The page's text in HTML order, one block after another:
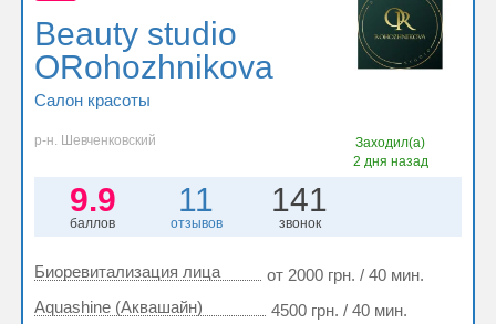
Beauty studio
ORohozhnikova
Салон красоты
р-н. Шевченковский
Заходил(а)
2 дня назад
9.9
баллов
11
отзывов
141
звонок
Биоревитализация лица
от 2000 грн. / 40 мин.
Aquashine (Аквашайн)
4500 грн. / 40 мин.